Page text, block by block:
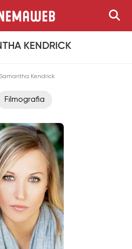
KENDRICK
Samantha Kendrick
Filmografia